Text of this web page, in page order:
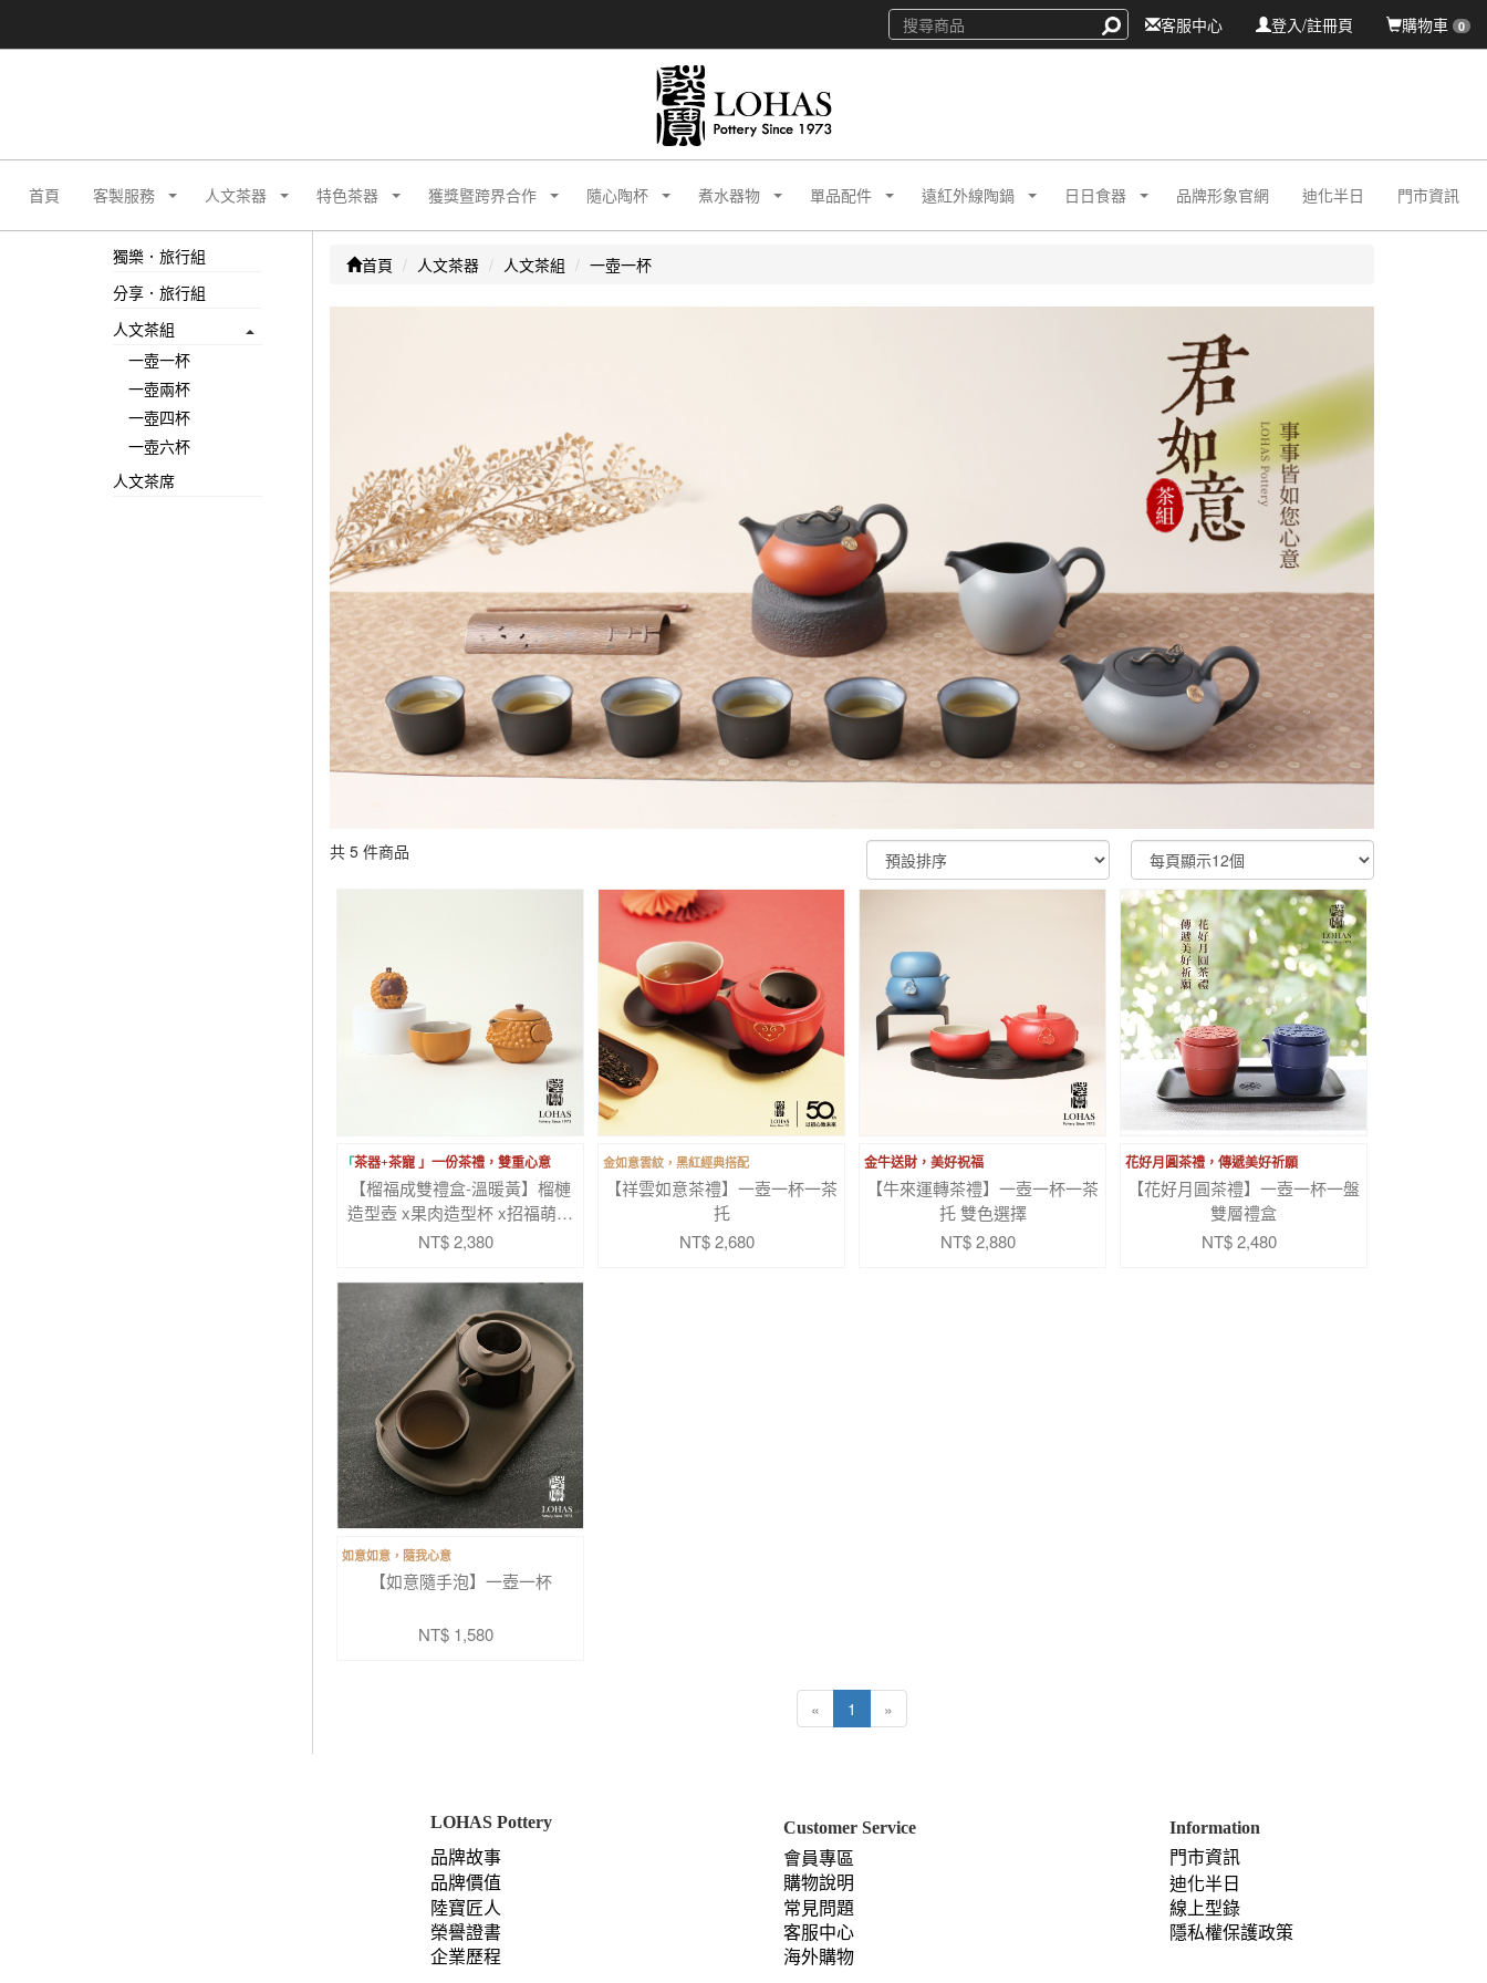
購物車 0
登入/註冊頁
客服中心
首頁 客製服務 人文茶器 特色茶器 獲獎暨跨界合作 隨心陶杯 煮水器物 單品配件 遠紅外線陶鍋 日日食器 品牌形象官網 迪化半日 門市資訊
獨樂．旅行組
分享．旅行組
人文茶組
一壺一杯
一壺兩杯
一壺四杯
一壺六杯
人文茶席
首頁 人文茶器 人文茶組 一壺一杯
共 5 件商品
「茶器+茶寵 」一份茶禮，雙重心意
【榴福成雙禮盒-溫暖黃】榴槤
造型壺 x果肉造型杯 x招福萌豬
茶寵 x精緻收納禮盒
NT$ 2,380
金如意雲紋，黑紅經典搭配
【祥雲如意茶禮】一壺一杯一茶
托
NT$ 2,680
金牛送財，美好祝福
【牛來運轉茶禮】一壺一杯一茶
托 雙色選擇
NT$ 2,880
花好月圓茶禮，傳遞美好祈願
【花好月圓茶禮】一壺一杯一盤
雙層禮盒
NT$ 2,480
如意如意，隨我心意
【如意隨手泡】一壺一杯
NT$ 1,580
« 1 »
LOHAS Pottery Customer Service
Information
品牌故事
會員專區
門市資訊
品牌價值
購物說明
迪化半日
陸寶匠人
常見問題
線上型錄
榮譽證書
客服中心
隱私權保護政策
企業歷程
海外購物